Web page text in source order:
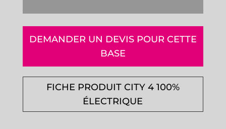
DEMANDER UN DEVIS POUR CETTE
BASE
FICHE PRODUIT CITY 4 100%
ÉLECTRIQUE